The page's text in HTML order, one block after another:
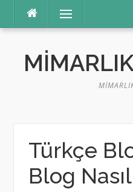
Menü
Türkçe
Blog Nasıl